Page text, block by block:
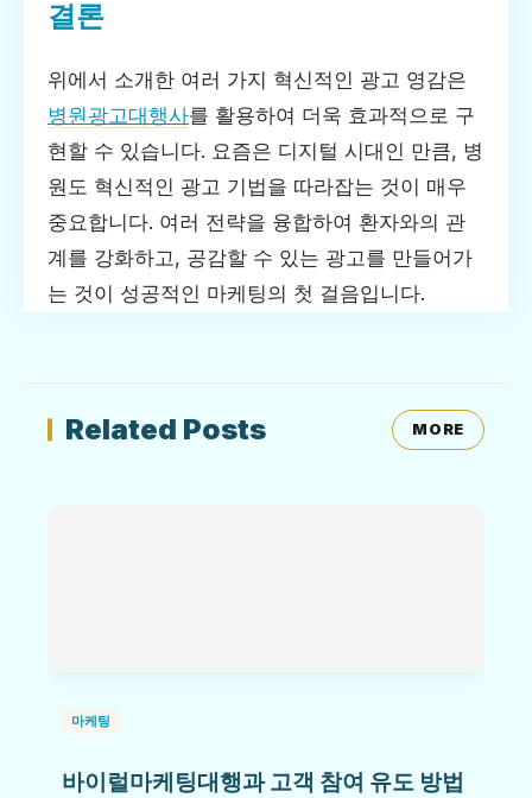
결론
위에서 소개한 여러 가지 혁신적인 광고 영감은
병원광고대행사를 활용하여 더욱 효과적으로 구
현할 수 있습니다. 요즘은 디지털 시대인 만큼, 병
원도 혁신적인 광고 기법을 따라잡는 것이 매우
중요합니다. 여러 전략을 융합하여 환자와의 관
계를 강화하고, 공감할 수 있는 광고를 만들어가
는 것이 성공적인 마케팅의 첫 걸음입니다.
Related Posts MORE
마케팅
바이럴마케팅대행과 고객 참여 유도 방법